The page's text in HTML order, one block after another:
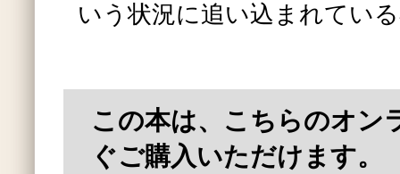
いう状況に追い込まれてい
この本は、こちらのオン
ぐご購入いただけます。